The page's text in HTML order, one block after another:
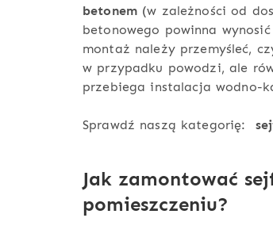
betonem(w zależności od
betonowego powinna
montaż należy przemyśleć,
w przypadku powodzi, ale
przebiega instalacja wodno-
Sprawdź naszą kategorię:
Jak zamontować
pomieszczeniu?